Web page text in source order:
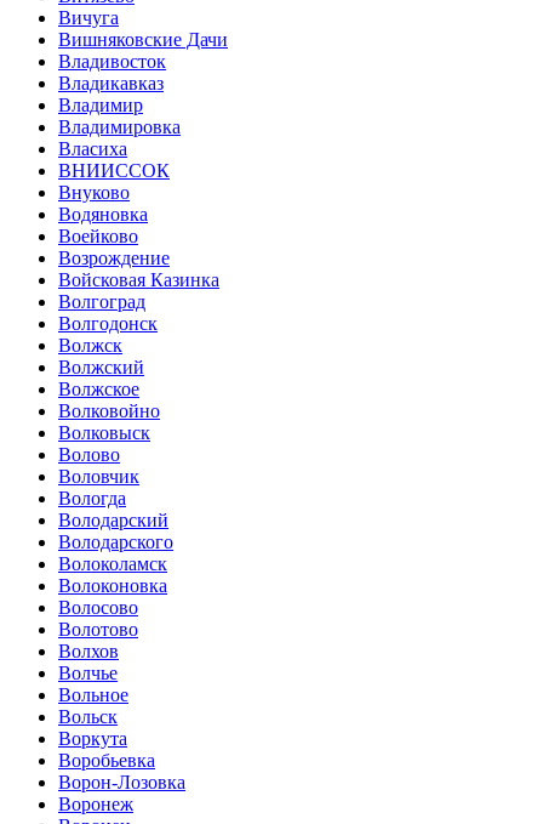
Вичуга
Вишняковские Дачи
Владивосток
Владикавказ
Владимир
Владимировка
Власиха
ВНИИССОК
Внуково
Водяновка
Воейково
Возрождение
Войсковая Казинка
Волгоград
Волгодонск
Волжск
Волжский
Волжское
Волковойно
Волковыск
Волово
Воловчик
Вологда
Володарский
Володарского
Волоколамск
Волоконовка
Волосово
Волотово
Волхов
Волчье
Вольное
Вольск
Воркута
Воробьевка
Ворон-Лозовка
Воронеж